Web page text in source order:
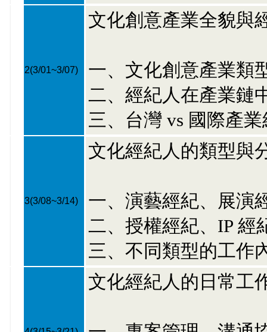
2(3/01~3/07)
文化創意產業全貌與
一、文化創意產業類
二、經紀人在產業鏈
三、台灣 vs 國際產
3(3/08~3/14)
文化經紀人的類型與
一、演藝經紀、展演
二、授權經紀、IP 經
三、不同類型的工作
文化經紀人的日常工